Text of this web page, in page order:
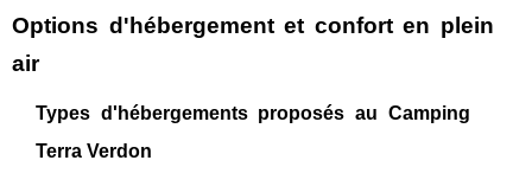
Options d'hébergement et confort en plein
air
Types d'hébergements proposés au Camping
Terra Verdon